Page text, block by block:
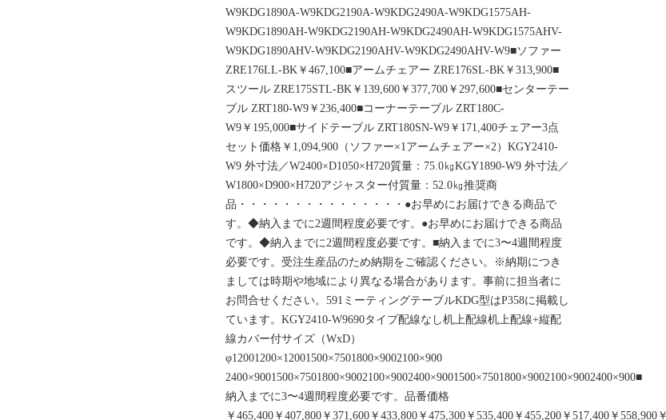
W9KDG1890A-W9KDG2190A-W9KDG2490A-W9KDG1575AH-
W9KDG1890AH-W9KDG2190AH-W9KDG2490AH-W9KDG1575AHV-
W9KDG1890AHV-W9KDG2190AHV-W9KDG2490AHV-W9■ソファー
ZRE176LL-BK￥467,100■アームチェアー ZRE176SL-BK￥313,900■
スツール ZRE175STL-BK￥139,600￥377,700￥297,600■センターテー
ブル ZRT180-W9￥236,400■コーナーテーブル ZRT180C-
W9￥195,000■サイドテーブル ZRT180SN-W9￥171,400チェアー3点
セット価格￥1,094,900（ソファー×1アームチェアー×2）KGY2410-
W9 外寸法／W2400×D1050×H720質量：75.0㎏KGY1890-W9 外寸法／
W1800×D900×H720アジャスター付質量：52.0㎏推奨商
品・・・・・・・・・・・・・・・●お早めにお届けできる商品で
す。◆納入までに2週間程度必要です。●お早めにお届けできる商品
です。◆納入までに2週間程度必要です。■納入までに3〜4週間程度
必要です。受注生産品のため納期をご確認ください。※納期につき
ましては時期や地域により異なる場合があります。事前に担当者に
お問合せください。591ミーティングテーブルKDG型はP358に掲載し
ています。KGY2410-W9690タイプ配線なし机上配線机上配線+縦配
線カバー付サイズ（WxD）
φ12001200×12001500×7501800×9002100×900
2400×9001500×7501800×9002100×9002400×9001500×7501800×9002100×9002400×900■
納入までに3〜4週間程度必要です。品番価格
￥465,400￥407,800￥371,600￥433,800￥475,300￥535,400￥455,200￥517,400￥558,900